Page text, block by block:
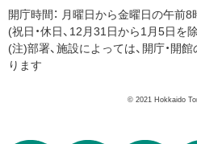
開庁時間： 月曜日から金曜日の午前
(祝日・休日、12月31日から1月5日を
(注)部署、施設によっては、開庁・開
ります
© 2021 Hokkaido